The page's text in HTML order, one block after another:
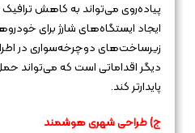
پیاده‌روی می‌تواند به کاهش
ایجاد ایستگاه‌های شارژ برای
زیرساخت‌های دوچرخه‌سواری در
دیگر اقداماتی است که می‌تواند
پایدارتر کند.
ج) طراحی شهری هوشمند